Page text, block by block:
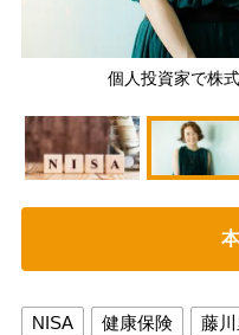
個人投資家で株
NISA 健康保険 藤